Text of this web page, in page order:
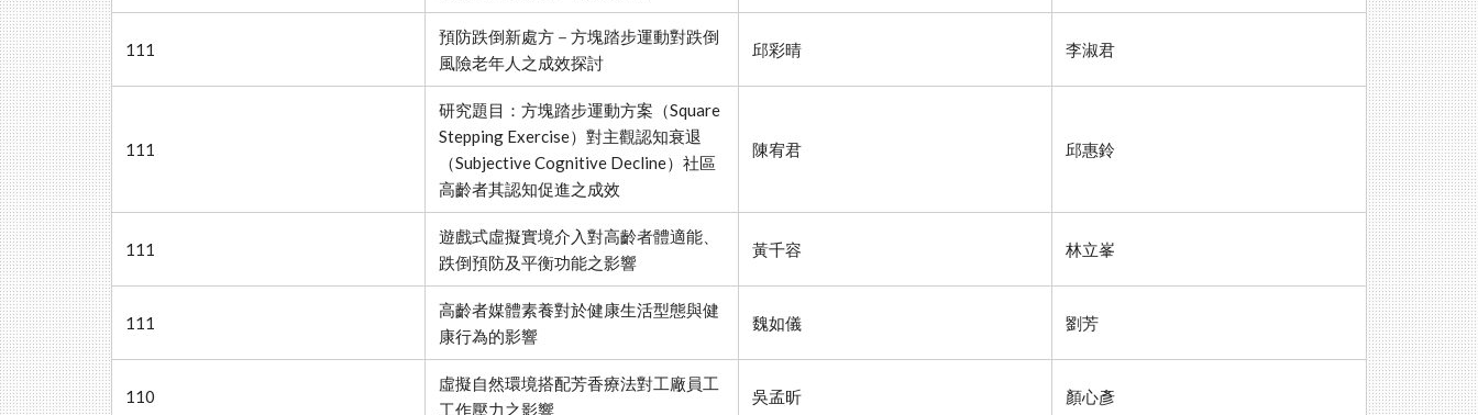
111
預防跌倒新處方－方塊踏步運動對跌倒
風險老年人之成效探討
邱彩晴 李淑君
111
研究題目：方塊踏步運動方案（Square
Stepping Exercise）對主觀認知衰退
（Subjective Cognitive Decline）社區
高齡者其認知促進之成效
陳宥君 邱惠鈴
111
遊戲式虛擬實境介入對高齡者體適能、
跌倒預防及平衡功能之影響
黃千容 林立峯
111
高齡者媒體素養對於健康生活型態與健
康行為的影響
魏如儀 劉芳
110
虛擬自然環境搭配芳香療法對工廠員工
工作壓力之影響
吳孟昕 顏心彥